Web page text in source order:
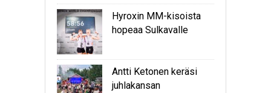
Hyroxin MM-kisoista
hopeaa Sulkavalle
Antti Ketonen keräsi
juhlakansan